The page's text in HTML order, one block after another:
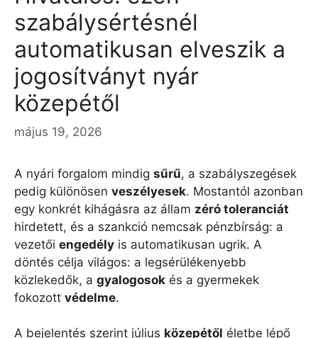
szabálysértésnél
automatikusan elveszik a
jogosítványt nyár
közepétől
május 19, 2026
A nyári forgalom mindig sűrű, a szabályszegések
pedig különösen veszélyesek. Mostantól azonban
egy konkrét kihágásra az állam zéró toleranciát
hirdetett, és a szankció nemcsak pénzbírság: a
vezetői engedély is automatikusan ugrik. A
döntés célja világos: a legsérülékenyebb
közlekedők, a gyalogosok és a gyermekek
fokozott védelme.
A bejelentés szerint július közepétől életbe lépő